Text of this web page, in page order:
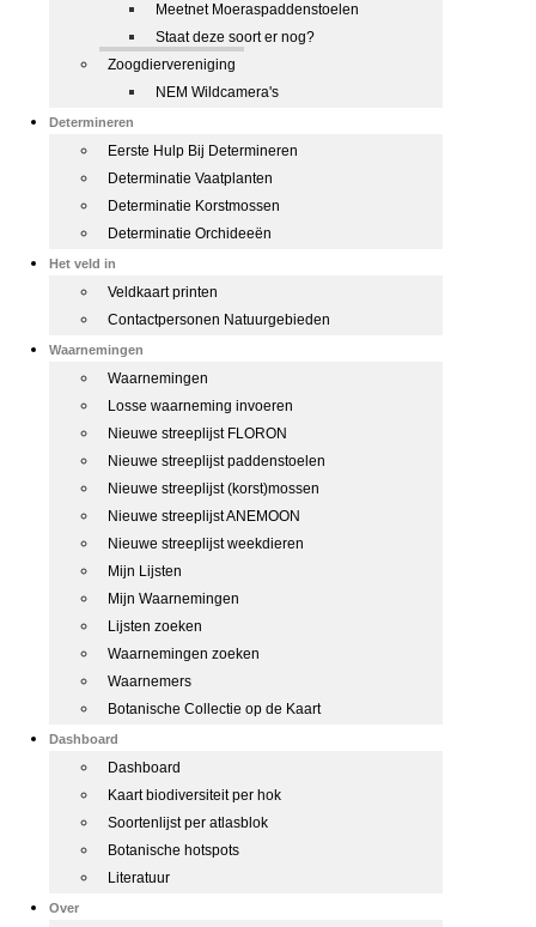
Meetnet Moeraspaddenstoelen
Staat deze soort er nog?
Zoogdiervereniging
NEM Wildcamera's
Determineren
Eerste Hulp Bij Determineren
Determinatie Vaatplanten
Determinatie Korstmossen
Determinatie Orchideeën
Het veld in
Veldkaart printen
Contactpersonen Natuurgebieden
Waarnemingen
Waarnemingen
Losse waarneming invoeren
Nieuwe streeplijst FLORON
Nieuwe streeplijst paddenstoelen
Nieuwe streeplijst (korst)mossen
Nieuwe streeplijst ANEMOON
Nieuwe streeplijst weekdieren
Mijn Lijsten
Mijn Waarnemingen
Lijsten zoeken
Waarnemingen zoeken
Waarnemers
Botanische Collectie op de Kaart
Dashboard
Dashboard
Kaart biodiversiteit per hok
Soortenlijst per atlasblok
Botanische hotspots
Literatuur
Over